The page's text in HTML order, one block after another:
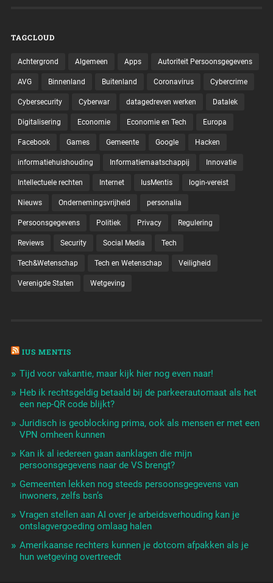
TAGCLOUD
Achtergrond Algemeen Apps Autoriteit Persoonsgegevens
AVG Binnenland Buitenland Coronavirus Cybercrime
Cybersecurity Cyberwar datagedreven werken Datalek
Digitalisering Economie Economie en Tech Europa
Facebook Games Gemeente Google Hacken
informatiehuishouding Informatiemaatschappij Innovatie
Intellectuele rechten Internet IusMentis login-vereist
Nieuws Ondernemingsvrijheid personalia
Persoonsgegevens Politiek Privacy Regulering
Reviews Security Social Media Tech
Tech&Wetenschap Tech en Wetenschap Veiligheid
Verenigde Staten Wetgeving
IUS MENTIS
Tijd voor vakantie, maar kijk hier nog even naar!
Heb ik rechtsgeldig betaald bij de parkeerautomaat als het
een nep-QR code blijkt?
Juridisch is geoblocking prima, ook als mensen er met een
VPN omheen kunnen
Kan ik al iedereen gaan aanklagen die mijn
persoonsgegevens naar de VS brengt?
Gemeenten lekken nog steeds persoonsgegevens van
inwoners, zelfs bsn’s
Vragen stellen aan AI over je arbeidsverhouding kan je
ontslagvergoeding omlaag halen
Amerikaanse rechters kunnen je dotcom afpakken als je
hun wetgeving overtreedt